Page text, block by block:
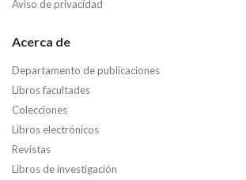
Aviso de privacidad
Acerca de
Departamento de publicaciones
Libros facultades
Colecciones
Libros electrónicos
Revistas
Libros de investigación